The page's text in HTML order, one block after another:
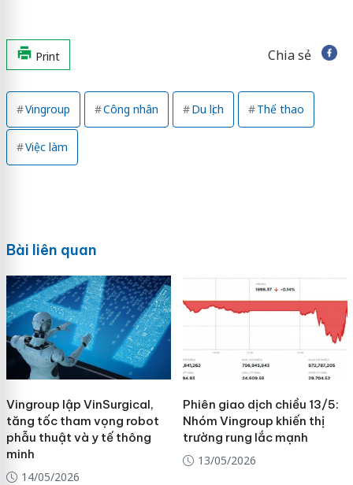
Print Chia sẻ
Vingroup Công nhân Du lịch Thể thao
Việc làm
Bài liên quan
Vingroup lập VinSurgical,
tăng tốc tham vọng robot
phẫu thuật và y tế thông
minh
14/05/2026
Phiên giao dịch chiều 13/5:
Nhóm Vingroup khiến thị
trường rung lắc mạnh
13/05/2026